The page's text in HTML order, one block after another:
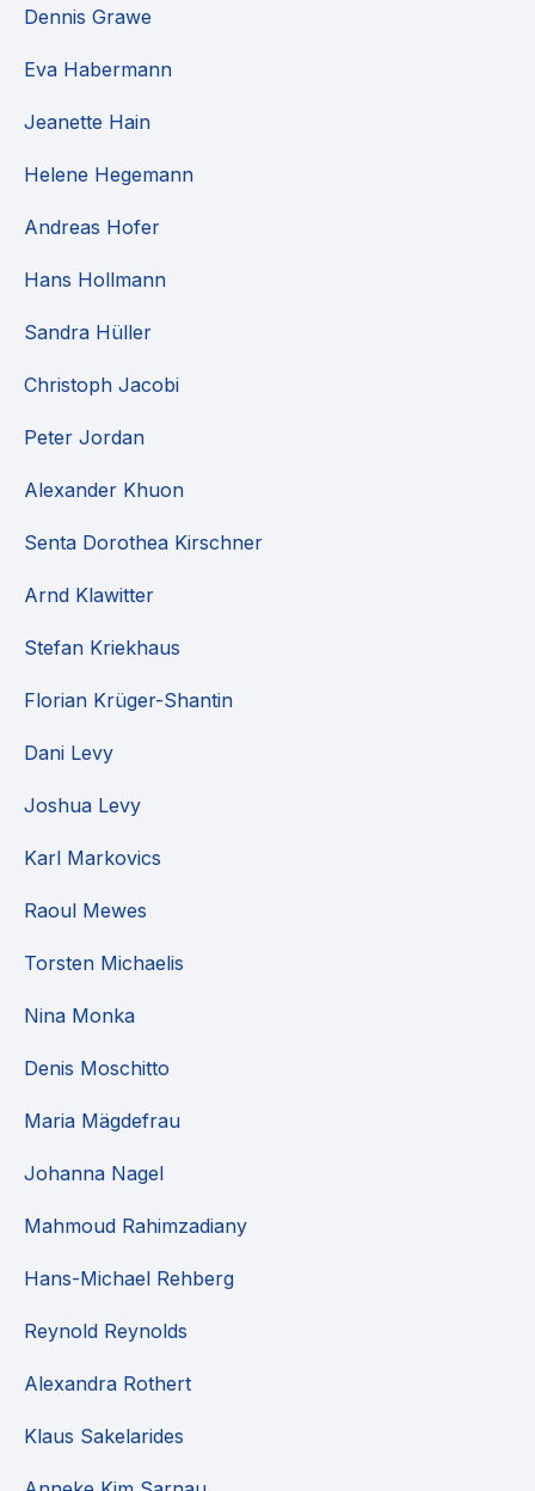
Dennis Grawe
Eva Habermann
Jeanette Hain
Helene Hegemann
Andreas Hofer
Hans Hollmann
Sandra Hüller
Christoph Jacobi
Peter Jordan
Alexander Khuon
Senta Dorothea Kirschner
Arnd Klawitter
Stefan Kriekhaus
Florian Krüger-Shantin
Dani Levy
Joshua Levy
Karl Markovics
Raoul Mewes
Torsten Michaelis
Nina Monka
Denis Moschitto
Maria Mägdefrau
Johanna Nagel
Mahmoud Rahimzadiany
Hans-Michael Rehberg
Reynold Reynolds
Alexandra Rothert
Klaus Sakelarides